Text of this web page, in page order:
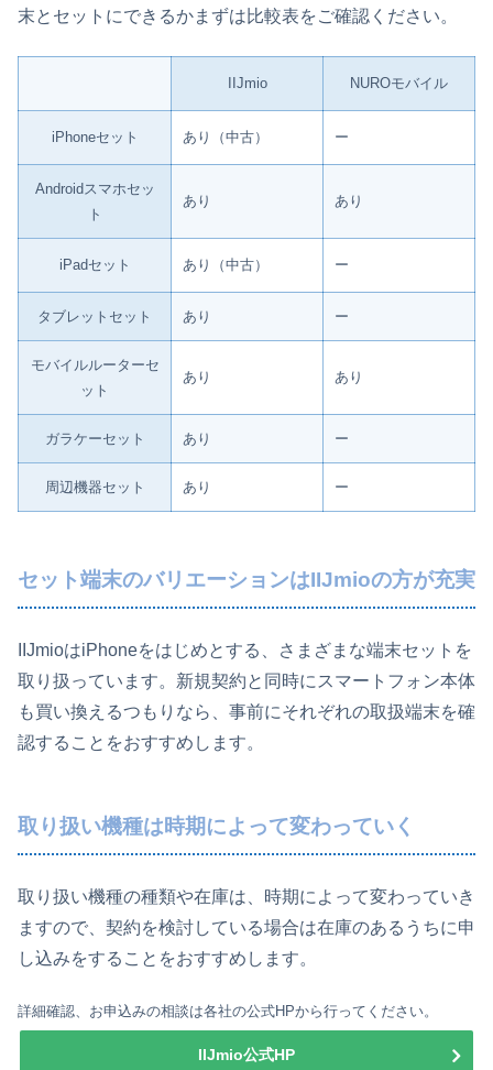
末とセットにできるかまずは比較表をご確認ください。
IIJmio NUROモバイル
iPhoneセット あり（中古） ー
Androidスマホセッ
ト
あり あり
iPadセット あり（中古） ー
タブレットセット あり ー
モバイルルーターセ
ット
あり あり
ガラケーセット あり ー
周辺機器セット あり ー
セット端末のバリエーションはIIJmioの方が充実
IIJmioはiPhoneをはじめとする、さまざまな端末セットを
取り扱っています。新規契約と同時にスマートフォン本体
も買い換えるつもりなら、事前にそれぞれの取扱端末を確
認することをおすすめします。
取り扱い機種は時期によって変わっていく
取り扱い機種の種類や在庫は、時期によって変わっていき
ますので、契約を検討している場合は在庫のあるうちに申
し込みをすることをおすすめします。
詳細確認、お申込みの相談は各社の公式HPから行ってください。
IIJmio公式HP